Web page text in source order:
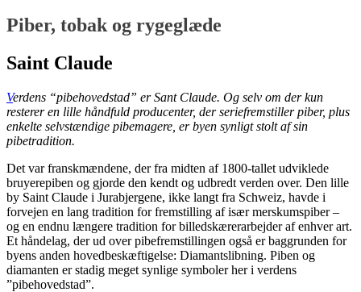
Piber, tobak og rygeglæde
Saint Claude
Verdens “pibehovedstad” er Sant Claude. Og selv om der kun
resterer en lille håndfuld producenter, der seriefremstiller piber, plus
enkelte selvstændige pibemagere, er byen synligt stolt af sin
pibetradition.
Det var franskmændene, der fra midten af 1800-tallet udviklede
bruyerepiben og gjorde den kendt og udbredt verden over. Den lille
by Saint Claude i Jurabjergene, ikke langt fra Schweiz, havde i
forvejen en lang tradition for fremstilling af især merskumspiber –
og en endnu længere tradition for billedskærerarbejder af enhver art.
Et håndelag, der ud over pibefremstillingen også er baggrunden for
byens anden hovedbeskæftigelse: Diamantslibning. Piben og
diamanten er stadig meget synlige symboler her i verdens
”pibehovedstad”.